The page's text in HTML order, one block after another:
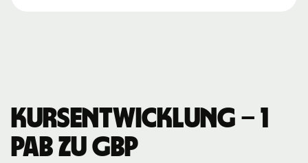
Kursentwicklung – 1
PAB zu GBP